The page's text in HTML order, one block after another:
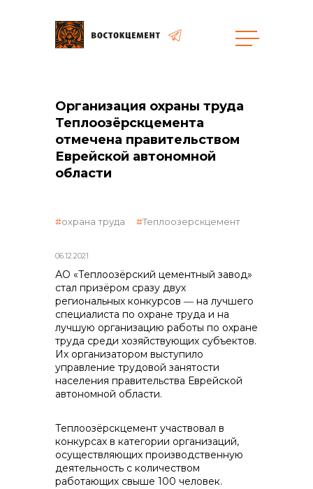
реализация неликвидов
контакты отдела закупок
Организация охраны труда
Теплоозёрскцемента
отмечена правительством
Еврейской автономной
области
06.12.2021
охрана труда Теплоозерскцемент
АО «Теплоозёрский цементный завод»
стал призёром сразу двух
региональных конкурсов ― на лучшего
специалиста по охране труда и на
лучшую организацию работы по охране
труда среди хозяйствующих субъектов.
Их организатором выступило
управление трудовой занятости
населения правительства Еврейской
автономной области.
Теплоозёрскцемент участвовал в
конкурсах в категории организаций,
осуществляющих производственную
деятельность с количеством
работающих свыше 100 человек.